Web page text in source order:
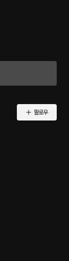
팔로우